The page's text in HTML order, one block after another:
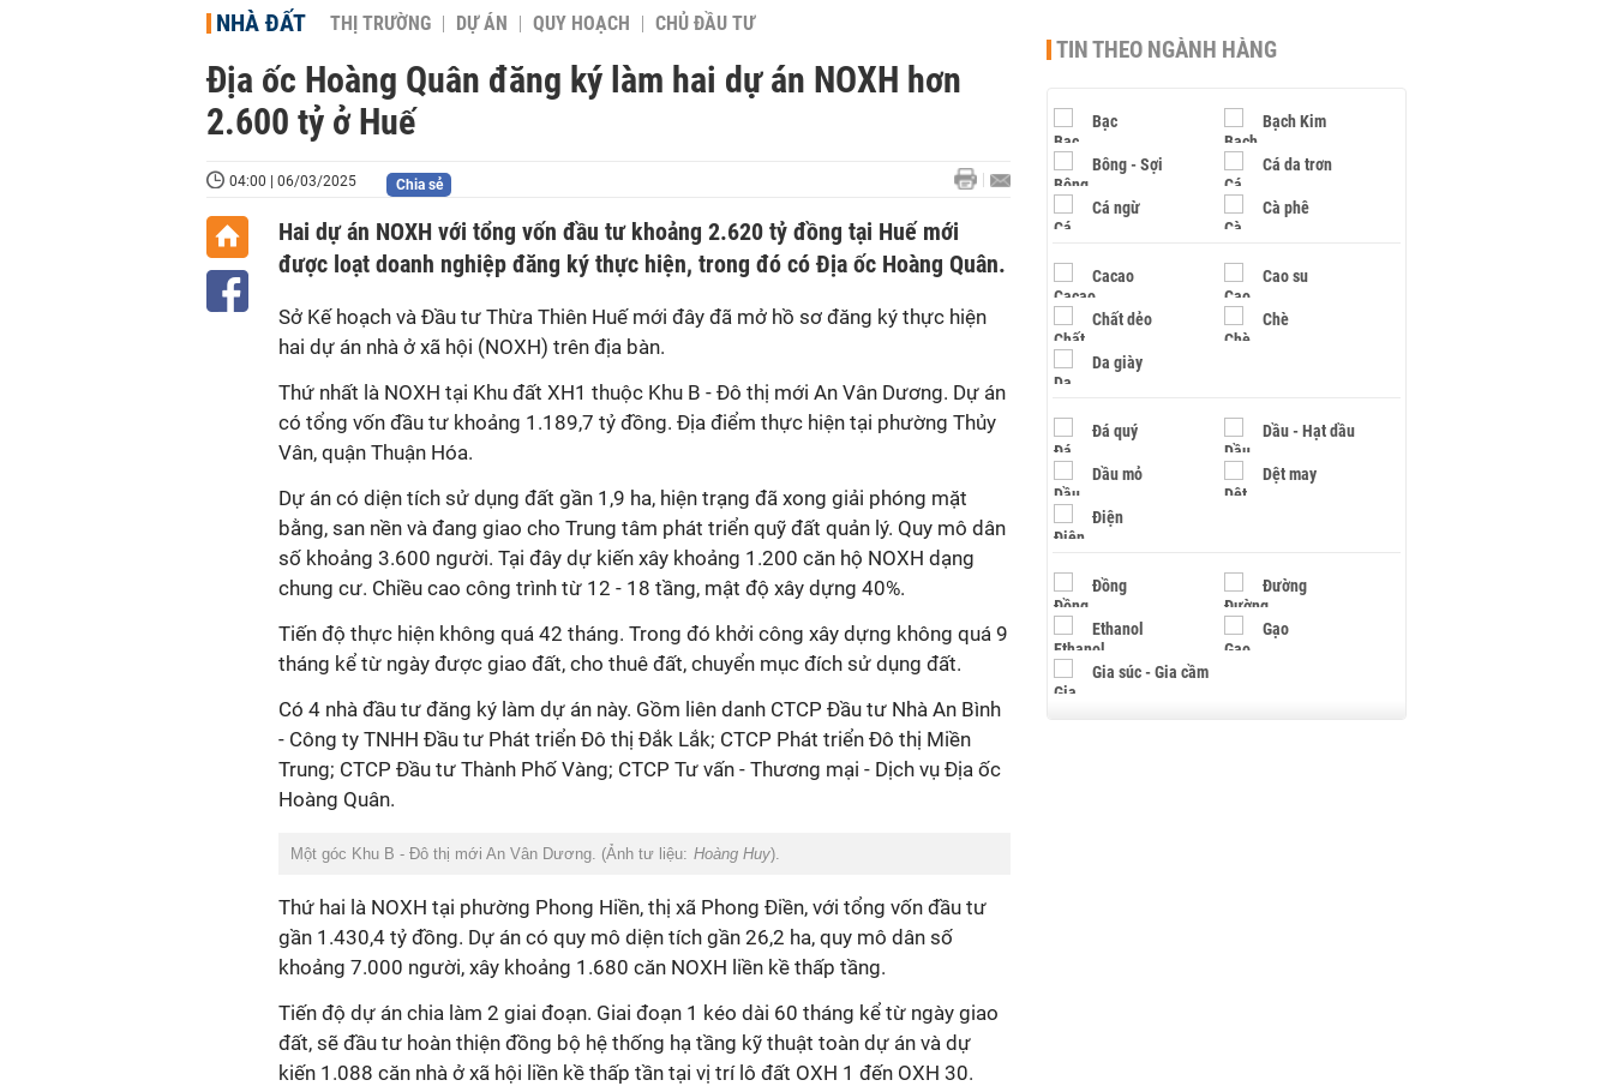
NHÀ ĐẤT THỊ TRƯỜNG DỰ ÁN QUY HOẠCH CHỦ ĐẦU TƯ
Địa ốc Hoàng Quân đăng ký làm hai dự án NOXH hơn
2.600 tỷ ở Huế
04:00 | 06/03/2025 Chia sẻ
Hai dự án NOXH với tổng vốn đầu tư khoảng 2.620 tỷ đồng tại Huế mới
được loạt doanh nghiệp đăng ký thực hiện, trong đó có Địa ốc Hoàng Quân.
Sở Kế hoạch và Đầu tư Thừa Thiên Huế mới đây đã mở hồ sơ đăng ký thực hiện
hai dự án nhà ở xã hội (NOXH) trên địa bàn.
Thứ nhất là NOXH tại Khu đất XH1 thuộc Khu B - Đô thị mới An Vân Dương. Dự án
có tổng vốn đầu tư khoảng 1.189,7 tỷ đồng. Địa điểm thực hiện tại phường Thủy
Vân, quận Thuận Hóa.
Dự án có diện tích sử dụng đất gần 1,9 ha, hiện trạng đã xong giải phóng mặt
bằng, san nền và đang giao cho Trung tâm phát triển quỹ đất quản lý. Quy mô dân
số khoảng 3.600 người. Tại đây dự kiến xây khoảng 1.200 căn hộ NOXH dạng
chung cư. Chiều cao công trình từ 12 - 18 tầng, mật độ xây dựng 40%.
Tiến độ thực hiện không quá 42 tháng. Trong đó khởi công xây dựng không quá 9
tháng kể từ ngày được giao đất, cho thuê đất, chuyển mục đích sử dụng đất.
Có 4 nhà đầu tư đăng ký làm dự án này. Gồm liên danh CTCP Đầu tư Nhà An Bình
- Công ty TNHH Đầu tư Phát triển Đô thị Đắk Lắk; CTCP Phát triển Đô thị Miền
Trung; CTCP Đầu tư Thành Phố Vàng; CTCP Tư vấn - Thương mại - Dịch vụ Địa ốc
Hoàng Quân.
Một góc Khu B - Đô thị mới An Vân Dương. (Ảnh tư liệu: Hoàng Huy).
Thứ hai là NOXH tại phường Phong Hiền, thị xã Phong Điền, với tổng vốn đầu tư
gần 1.430,4 tỷ đồng. Dự án có quy mô diện tích gần 26,2 ha, quy mô dân số
khoảng 7.000 người, xây khoảng 1.680 căn NOXH liền kề thấp tầng.
Tiến độ dự án chia làm 2 giai đoạn. Giai đoạn 1 kéo dài 60 tháng kể từ ngày giao
đất, sẽ đầu tư hoàn thiện đồng bộ hệ thống hạ tầng kỹ thuật toàn dự án và dự
kiến 1.088 căn nhà ở xã hội liền kề thấp tần tại vị trí lô đất OXH 1 đến OXH 30.
TIN THEO NGÀNH HÀNG
Bạc Bạch Kim
Bông - Sợi Cá da trơn
Cá ngừ Cà phê
Cacao Cao su
Chất dẻo Chè
Da giày
Đá quý Dầu - Hạt dầu
Dầu mỏ Dệt may
Điện
Đồng Đường
Ethanol Gạo
Gia súc - Gia cầm